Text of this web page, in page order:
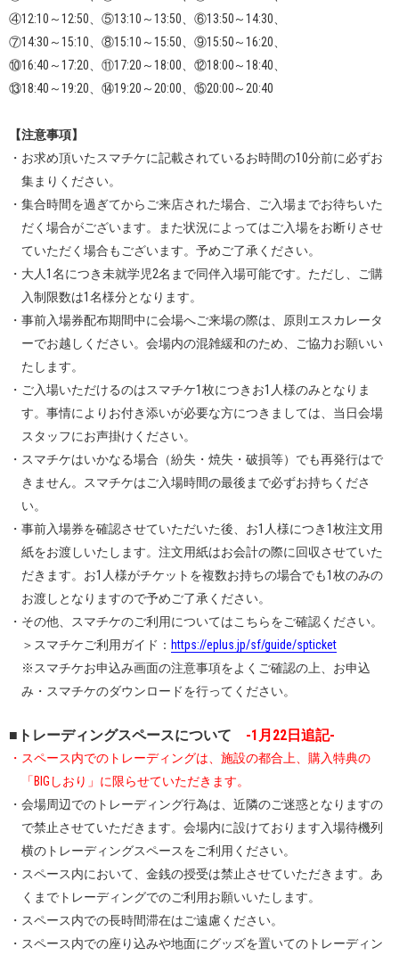
④12:10～12:50、⑤13:10～13:50、⑥13:50～14:30、
⑦14:30～15:10、⑧15:10～15:50、⑨15:50～16:20、
⑩16:40～17:20、⑪17:20～18:00、⑫18:00～18:40、
⑬18:40～19:20、⑭19:20～20:00、⑮20:00～20:40
【注意事項】
・お求め頂いたスマチケに記載されているお時間の10分前に必ずお
集まりください。
・集合時間を過ぎてからご来店された場合、ご入場までお待ちいた
だく場合がございます。また状況によってはご入場をお断りさせ
ていただく場合もございます。予めご了承ください。
・大人1名につき未就学児2名まで同伴入場可能です。ただし、ご購
入制限数は1名様分となります。
・事前入場券配布期間中に会場へご来場の際は、原則エスカレータ
ーでお越しください。会場内の混雑緩和のため、ご協力お願いい
たします。
・ご入場いただけるのはスマチケ1枚につきお1人様のみとなりま
す。事情によりお付き添いが必要な方につきましては、当日会場
スタッフにお声掛けください。
・スマチケはいかなる場合（紛失・焼失・破損等）でも再発行はで
きません。スマチケはご入場時間の最後まで必ずお持ちくださ
い。
・事前入場券を確認させていただいた後、お1人様につき1枚注文用
紙をお渡しいたします。注文用紙はお会計の際に回収させていた
だきます。お1人様がチケットを複数お持ちの場合でも1枚のみの
お渡しとなりますので予めご了承ください。
・その他、スマチケのご利用についてはこちらをご確認ください。
＞スマチケご利用ガイド： https://eplus.jp/sf/guide/spticket
※スマチケお申込み画面の注意事項をよくご確認の上、お申込
み・スマチケのダウンロードを行ってください。
■トレーディングスペースについて -1月22日追記-
・スペース内でのトレーディングは、施設の都合上、購入特典の
「BIGしおり」に限らせていただきます。
・会場周辺でのトレーディング行為は、近隣のご迷惑となりますの
で禁止させていただきます。会場内に設けております入場待機列
横のトレーディングスペースをご利用ください。
・スペース内において、金銭の授受は禁止させていただきます。あ
くまでトレーディングでのご利用お願いいたします。
・スペース内での長時間滞在はご遠慮ください。
・スペース内での座り込みや地面にグッズを置いてのトレーディン